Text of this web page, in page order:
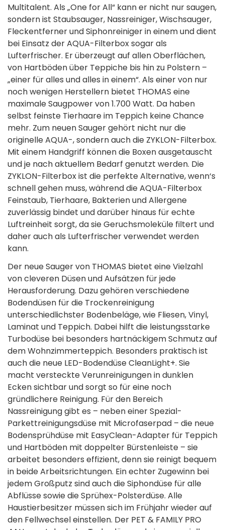
Multitalent. Als „One for All“ kann er nicht nur saugen,
sondern ist Staubsauger, Nassreiniger, Wischsauger,
Fleckentferner und Siphonreiniger in einem und dient
bei Einsatz der AQUA-Filterbox sogar als
Lufterfrischer. Er überzeugt auf allen Oberflächen,
von Hartböden über Teppiche bis hin zu Polstern –
„einer für alles und alles in einem“. Als einer von nur
noch wenigen Herstellern bietet THOMAS eine
maximale Saugpower von 1.700 Watt. Da haben
selbst feinste Tierhaare im Teppich keine Chance
mehr. Zum neuen Sauger gehört nicht nur die
originelle AQUA-, sondern auch die ZYKLON-Filterbox.
Mit einem Handgriff können die Boxen ausgetauscht
und je nach aktuellem Bedarf genutzt werden. Die
ZYKLON-Filterbox ist die perfekte Alternative, wenn‘s
schnell gehen muss, während die AQUA-Filterbox
Feinstaub, Tierhaare, Bakterien und Allergene
zuverlässig bindet und darüber hinaus für echte
Luftreinheit sorgt, da sie Geruchsmoleküle filtert und
daher auch als Lufterfrischer verwendet werden
kann.
Der neue Sauger von THOMAS bietet eine Vielzahl
von cleveren Düsen und Aufsätzen für jede
Herausforderung. Dazu gehören verschiedene
Bodendüsen für die Trockenreinigung
unterschiedlichster Bodenbeläge, wie Fliesen, Vinyl,
Laminat und Teppich. Dabei hilft die leistungsstarke
Turbodüse bei besonders hartnäckigem Schmutz auf
dem Wohnzimmerteppich. Besonders praktisch ist
auch die neue LED-Bodendüse CleanLight+. Sie
macht versteckte Verunreinigungen in dunklen
Ecken sichtbar und sorgt so für eine noch
gründlichere Reinigung. Für den Bereich
Nassreinigung gibt es – neben einer Spezial-
Parkettreinigungsdüse mit Microfaserpad – die neue
Bodensprühdüse mit EasyClean-Adapter für Teppich
und Hartböden mit doppelter Bürstenleiste – sie
arbeitet besonders effizient, denn sie reinigt bequem
in beide Arbeitsrichtungen. Ein echter Zugewinn bei
jedem Großputz sind auch die Siphondüse für alle
Abflüsse sowie die Sprühex-Polsterdüse. Alle
Haustierbesitzer müssen sich im Frühjahr wieder auf
den Fellwechsel einstellen. Der PET & FAMILY PRO